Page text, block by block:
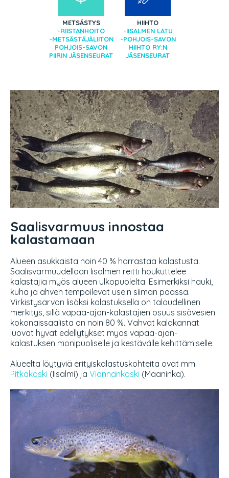
METSÄSTYS
-RIISTANHOITO
-METSÄSTÄJÄLIITON
POHJOIS-SAVON
PIIRIN JÄSENSEURAT
HIIHTO
-IISALMEN LATU
-POHJOIS-SAVON
HIIHTO RY:N
JÄSENSEURAT
Saalisvarmuus innostaa
kalastamaan
Alueen asukkaista noin 40 % harrastaa kalastusta.
Saalisvarmuudellaan Iisalmen reitti houkuttelee
kalastajia myös alueen ulkopuolelta. Esimerkiksi hauki,
kuha ja ahven tempoilevat usein siiman päässä.
Virkistysarvon lisäksi kalastuksella on taloudellinen
merkitys, sillä vapaa-ajan-kalastajien osuus sisävesien
kokonaissaalista on noin 80 %. Vahvat kalakannat
luovat hyvät edellytykset myös vapaa-ajan-
kalastuksen monipuoliselle ja kestävälle kehittämiselle.
Alueelta löytyviä erityiskalastuskohteita ovat mm.
Pitkäkoski (Iisalmi) ja Viannankoski (Maaninka).